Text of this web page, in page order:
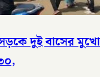
দুই বাসের